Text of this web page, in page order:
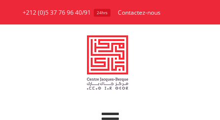
to
+212 (0)5 37 76 96 40/91 24hrs Contactez-nous